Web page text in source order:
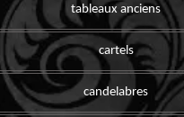
tableaux anciens
cartels
candelabres